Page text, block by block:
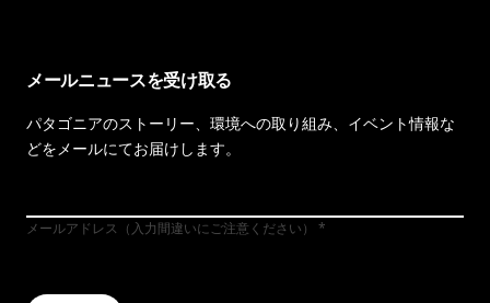
メールニュースを受け取る
パタゴニアのストーリー、環境への取り組み、イベント情報な
どをメールにてお届けします。
メールアドレス（入力間違いにご注意ください）